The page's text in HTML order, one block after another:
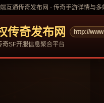
互通传奇发布网 - 传奇手游详情与多
传奇发布网
http://
奇SF开服信息聚合平台